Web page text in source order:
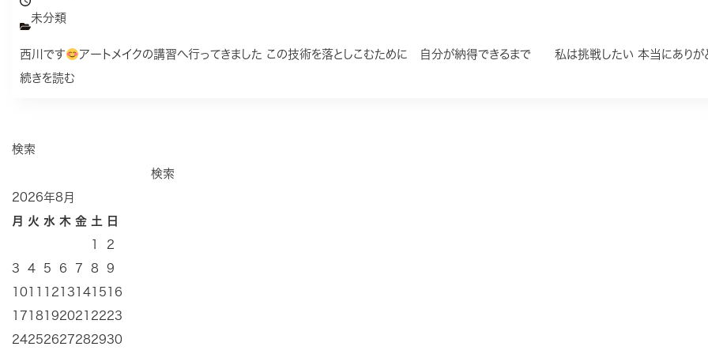
未分類
西川です
アートメイクの講習へ行ってきました この技術を落としこむために 自分が納得できるまで 私は挑戦したい 本当にありが
続きを読む
検索
検索
2026年8月
月
火 水 木 金 土
日
2
3
4 5 6 7 8
9
10
12 13 14 15 16
17 18 192021 2223
24252627282930